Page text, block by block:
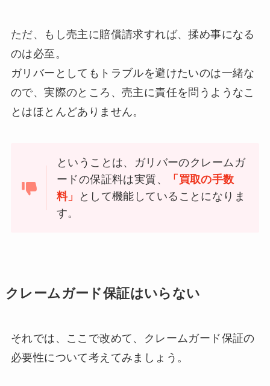
ただ、もし売主に賠償請求すれば、揉め事になる
のは必至。
ガリバーとしてもトラブルを避けたいのは一緒な
ので、実際のところ、売主に責任を問うようなこ
とはほとんどありません。
ということは、ガリバーのクレームガ
ードの保証料は実質、
「買取の手数
料」
として機能していることになりま
す。
クレームガード保証はいらない
それでは、ここで改めて、クレームガード保証の
必要性について考えてみましょう。